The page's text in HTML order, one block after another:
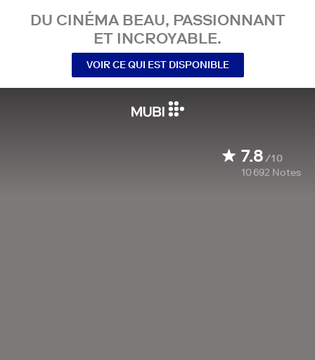
DU CINÉMA BEAU, PASSIONNANT
ET INCROYABLE.
VOIR CE QUI EST DISPONIBLE
7.8/10
10 692 Notes